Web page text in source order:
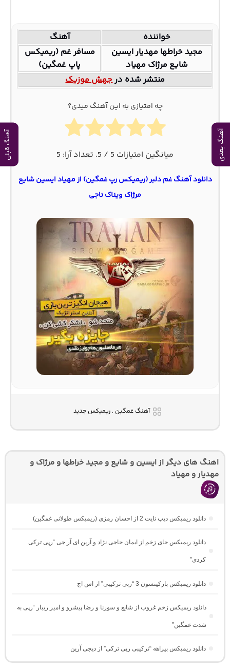
آهنگ بعدی آهنگ قبلی
خواننده
آهنگ
مجید خراطها مهدیار ایسین
شایع مرژاک مهیاد
مسافر غم (ریمیکس
پاپ غمگین)
منتشر شده درجهش موزیک
چه امتیازی به این آهنگ میدی؟
میانگین امتیازات 5 / 5. تعداد آرا: 5
دانلود آهنگ غم دلبر (ریمیکس رپ غمگین) از مهیاد ایسین شایع
مرژاک ویناک ناجی
آهنگ غمگین , ریمیکس جدید
اهنگ های دیگر از ایسین و شایع و مجید خراطها و مرژاک و
مهدیار و مهیاد
دانلود ریمیکس دیپ نایت 2 از احسان رمزی (ریمیکس طولانی غمگین)
دانلود ریمیکس جای زخم از ایمان حاجی نژاد و آرین ای آر جی “رپی ترکی
کردی”
دانلود ریمیکس پارکینسون 3 “رپی ترکیبی” از اس اچ
دانلود ریمیکس زخم غروب از شایع و سورنا و رضا پیشرو و امیر ریبار “رپی به
شدت غمگین”
دانلود ریمیکس بیراهه “ترکیبی رپی ترکی” از دیجی آرین